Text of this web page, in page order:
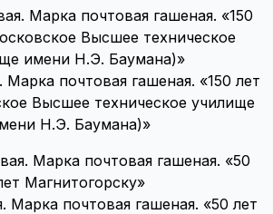
почтовая гашеная. «150 лет
Высшее техническое училище
Н.Э. Баумана)»
Марка почтовая гашеная. «50 лет